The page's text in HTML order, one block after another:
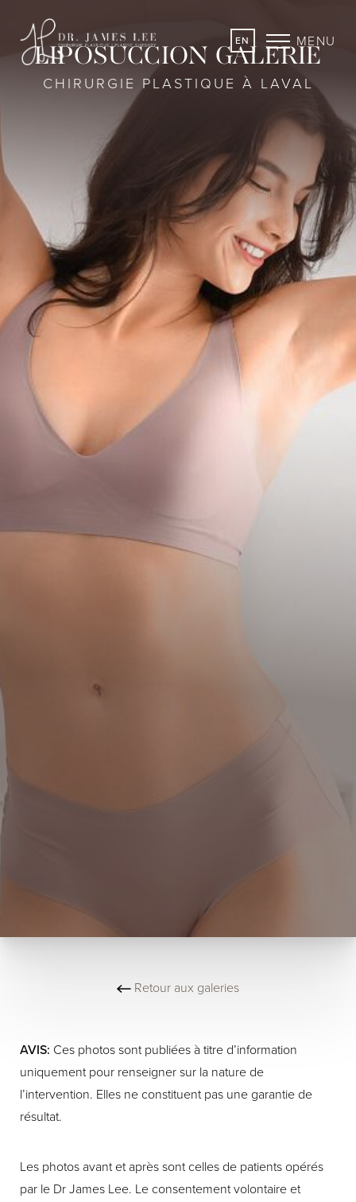
EN MENU
LIPOSUCCION GALERIE
CHIRURGIE PLASTIQUE À LAVAL
Retour aux galeries
AVIS: Ces photos sont publiées à titre d’information
uniquement pour renseigner sur la nature de
l’intervention. Elles ne constituent pas une garantie de
résultat.
Les photos avant et après sont celles de patients opérés
par le Dr James Lee. Le consentement volontaire et